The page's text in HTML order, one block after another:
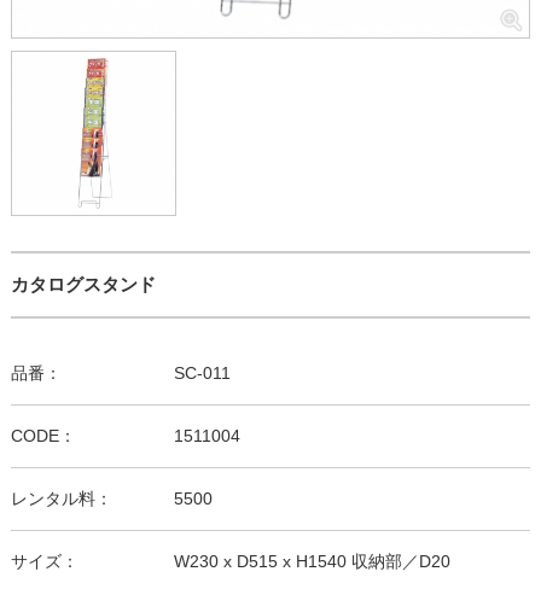
カタログスタンド
品番： SC-011
CODE： 1511004
レンタル料： 5500
サイズ： W230 x D515 x H1540 収納部／D20